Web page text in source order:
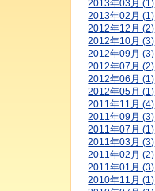
2013年03月 (1)
2013年02月 (1)
2012年12月 (2)
2012年10月 (3)
2012年09月 (3)
2012年07月 (2)
2012年06月 (1)
2012年05月 (1)
2011年11月 (4)
2011年09月 (3)
2011年07月 (1)
2011年03月 (3)
2011年02月 (2)
2011年01月 (3)
2010年11月 (1)